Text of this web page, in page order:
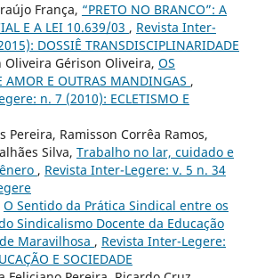
França, “PRETO NO BRANCO”: A
E A LEI 10.639/03 , Revista Inter-
DOSSIÊ TRANSDISCIPLINARIDADE
Oliveira Gérison Oliveira, OS
AMOR E OUTRAS MANDINGAS ,
n. 7 (2010): ECLETISMO E
Pereira, Ramisson Corrêa Ramos,
Silva, Trabalho no lar, cuidado e
, Revista Inter-Legere: v. 5 n. 34
O Sentido da Prática Sindical entre os
Sindicalismo Docente da Educação
Maravilhosa , Revista Inter-Legere:
E SOCIEDADE